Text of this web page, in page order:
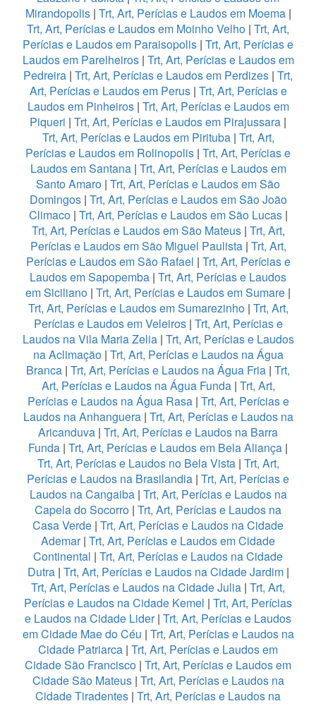
Mirandopolis| Trt, Art, Perícias e Laudos em Moema|
Trt, Art, Perícias e Laudos em Moinho Velho | Trt, Art,
Perícias e Laudos em Paraisopolis | Trt, Art, Perícias e
Laudos em Parelheiros| Trt, Art, Perícias e Laudos em
Pedreira | Trt, Art, Perícias e Laudos em Perdizes | Trt,
Art, Perícias e Laudos em Perus| Trt, Art, Perícias e
Laudos em Pinheiros| Trt, Art, Perícias e Laudos em
Piqueri | Trt, Art, Perícias e Laudos em Pirajussara |
Trt, Art, Perícias e Laudos em Pirituba| Trt, Art,
Perícias e Laudos em Rolinopolis | Trt, Art, Perícias e
Laudos em Santana| Trt, Art, Perícias e Laudos em
Santo Amaro | Trt, Art, Perícias e Laudos em São
Domingos| Trt, Art, Perícias e Laudos em São João
Climaco| Trt, Art, Perícias e Laudos em São Lucas|
Trt, Art, Perícias e Laudos em São Mateus | Trt, Art,
Perícias e Laudos em São Miguel Paulista| Trt, Art,
Perícias e Laudos em São Rafael | Trt, Art, Perícias e
Laudos em Sapopemba | Trt, Art, Perícias e Laudos
em Siciliano | Trt, Art, Perícias e Laudos em Sumare |
Trt, Art, Perícias e Laudos em Sumarezinho| Trt, Art,
Perícias e Laudos em Veleiros| Trt, Art, Perícias e
Laudos na Vila Maria Zelia| Trt, Art, Perícias e Laudos
na Aclimação| Trt, Art, Perícias e Laudos na Água
Branca | Trt, Art, Perícias e Laudos na Água Fria | Trt,
Art, Perícias e Laudos na Água Funda| Trt, Art,
Perícias e Laudos na Água Rasa | Trt, Art, Perícias e
Laudos na Anhanguera| Trt, Art, Perícias e Laudos na
Aricanduva | Trt, Art, Perícias e Laudos na Barra
Funda | Trt, Art, Perícias e Laudos em Bela Aliança |
Trt, Art, Perícias e Laudos no Bela Vista| Trt, Art,
Perícias e Laudos na Brasilandia | Trt, Art, Perícias e
Laudos na Cangaiba| Trt, Art, Perícias e Laudos na
Capela do Socorro | Trt, Art, Perícias e Laudos na
Casa Verde | Trt, Art, Perícias e Laudos na Cidade
Ademar| Trt, Art, Perícias e Laudos em Cidade
Continental | Trt, Art, Perícias e Laudos na Cidade
Dutra | Trt, Art, Perícias e Laudos na Cidade Jardim|
Trt, Art, Perícias e Laudos na Cidade Julia | Trt, Art,
Perícias e Laudos na Cidade Kemel | Trt, Art, Perícias
e Laudos na Cidade Lider| Trt, Art, Perícias e Laudos
em Cidade Mae do Céu | Trt, Art, Perícias e Laudos na
Cidade Patriarca | Trt, Art, Perícias e Laudos em
Cidade São Francisco | Trt, Art, Perícias e Laudos em
Cidade São Mateus| Trt, Art, Perícias e Laudos na
Cidade Tiradentes | Trt, Art, Perícias e Laudos na